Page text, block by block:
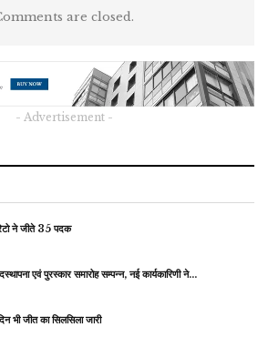
are closed.
- Advertisement -
ने जीते 35 पदक
एवं पुरस्कार समारोह सम्पन्न, नई कार्यकारिणी ने…
भी जीत का सिलसिला जारी